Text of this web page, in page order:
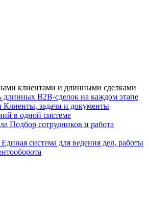
клиентами и длинными сделками
длинных B2B-сделок на каждом этапе
Клиенты, задачи и документы
в одной системе
Подбор сотрудников и работа
Единая система для ведения дел, работы